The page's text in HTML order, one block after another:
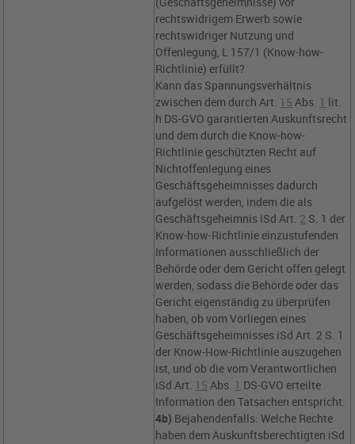
rechtswidrigem Erwerb sowie
rechtswidriger Nutzung und
Offenlegung, L 157/1 (Know-how-
Richtlinie) erfüllt?
Kann das Spannungsverhältnis
zwischen dem durchArt. 15 Abs. 1 lit.
h DS-GVO garantierten Auskunftsrecht
und dem durch die Know-how-
Richtlinie geschützten Recht auf
Nichtoffenlegung eines
Geschäftsgeheimnisses dadurch
aufgelöst werden, indem die als
Geschäftsgeheimnis iSdArt. 2 S. 1 der
Know-how-Richtlinie einzustufenden
Informationen ausschließlich der
Behörde oder dem Gericht offen gelegt
werden, sodass die Behörde oder das
Gericht eigenständig zu überprüfen
haben, ob vom Vorliegen eines
Geschäftsgeheimnisses iSdArt. 2 S. 1
der Know-How-Richtlinie auszugehen
ist, und ob die vom Verantwortlichen
iSdArt. 15 Abs. 1 DS-GVO erteilte
Information den Tatsachen entspricht.
4b) Bejahendenfalls: Welche Rechte
haben dem Auskunftsberechtigten iSd